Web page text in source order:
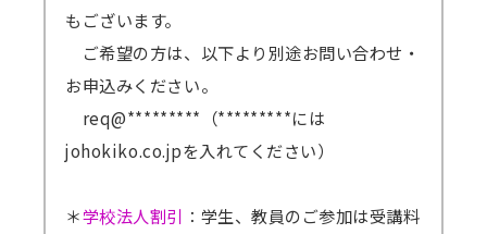
もございます。
ご希望の方は、以下より別途お問い合わせ・
お申込みください。
req@*********（*********には
johokiko.co.jpを入れてください）
＊学校法人割引 ：学生、教員のご参加は受講料